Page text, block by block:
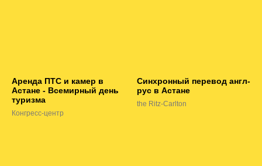
Аренда ПТС и камер в
Астане - Всемирный день
туризма
Конгресс-центр
Синхронный перевод англ-
рус в Астане
the Ritz-Carlton